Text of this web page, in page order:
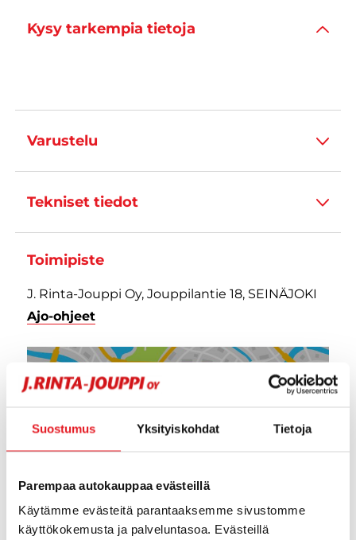
Suostumus Yksityiskohdat Tietoja
Parempaa autokauppaa evästeillä
Käytämme evästeitä parantaaksemme sivustomme
käyttökokemusta ja palveluntasoa. Evästeillä
Kysy tarkempia tietoja
Varustelu
Tekniset tiedot
Toimipiste
J. Rinta-Jouppi Oy, Jouppilantie 18, SEINÄJOKI
Ajo-ohjeet
NÄYTÄ KARTTA